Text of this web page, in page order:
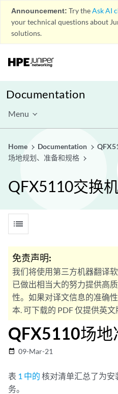
Announcement: Try theAsk AI
your technical questions about
solutions.
Documentation
Menu
Home Documentation
场地规划、准备和规格
QFX5110交换
list
免责声明:
我们将使用第三方机器翻译
已做出相当大的努力提供高
性。如果对译文信息的准确
本. 可下载的 PDF 仅提供英文
QFX5110场地
date_range 09-Mar-21
表 1 中的 核对清单汇总了为
务。